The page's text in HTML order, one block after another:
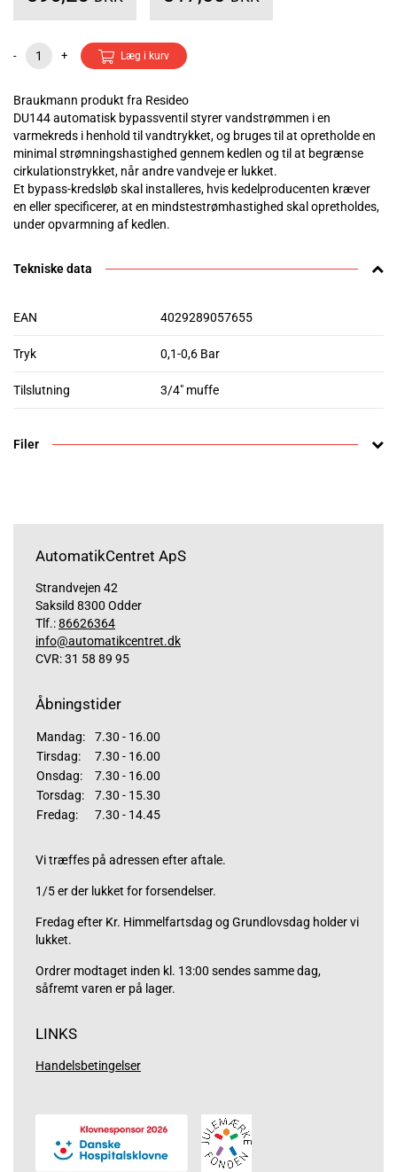
- + Læg i kurv
Braukmann produkt fra Resideo
DU144 automatisk bypassventil styrer vandstrømmen i en
varmekreds i henhold til vandtrykket, og bruges til at opretholde en
minimal strømningshastighed gennem kedlen og til at begrænse
cirkulationstrykket, når andre vandveje er lukket.
Et bypass-kredsløb skal installeres, hvis kedelproducenten kræver
en eller specificerer, at en mindstestrømhastighed skal opretholdes,
under opvarmning af kedlen.
Tekniske data
EAN 4029289057655
Tryk 0,1-0,6 Bar
Tilslutning 3/4" muffe
Filer
AutomatikCentret ApS
Strandvejen 42
Saksild 8300 Odder
Tlf.:86626364
info@automatikcentret.dk
CVR: 31 58 89 95
Åbningstider
Mandag:
7.30 - 16.00
Tirsdag:
7.30 - 16.00
Onsdag:
7.30 - 16.00
Torsdag:
7.30 - 15.30
Fredag:
7.30 - 14.45
Vi træffes på adressen efter aftale.
1/5 er der lukket for forsendelser.
Fredag efter Kr. Himmelfartsdag og Grundlovsdag holder vi
lukket.
Ordrer modtaget inden kl. 13:00 sendes samme dag,
såfremt varen er på lager.
LINKS
Handelsbetingelser